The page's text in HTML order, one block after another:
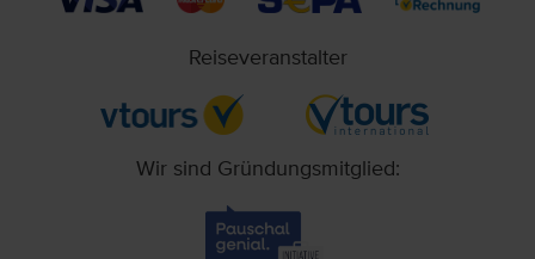
Reiseveranstalter
Wir sind Gründungsmitglied: